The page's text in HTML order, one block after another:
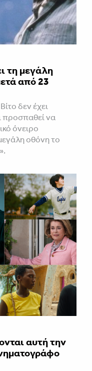
τη μεγάλη
από 23
δεν έχει
προσπαθεί να
όνειρο
οθόνη το
αυτή την